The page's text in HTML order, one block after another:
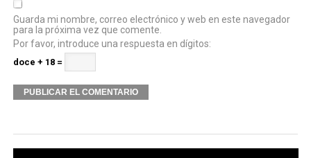
Guarda mi nombre, correo electrónico y web en este navegador
para la próxima vez que comente.
Por favor, introduce una respuesta en dígitos:
doce + 18 =